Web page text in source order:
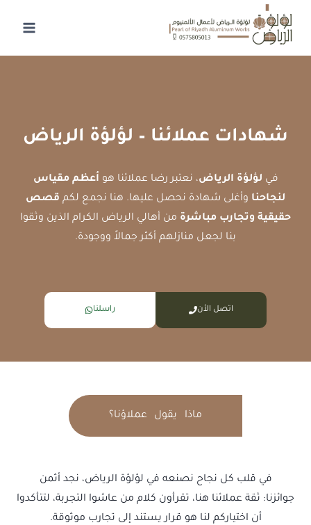
المحتوى
شهادات عملائنا – لؤلؤة الرياض
في لؤلؤة الرياض، نعتبر رضا عملائنا هو أعظم مقياس
لنجاحنا وأغلى شهادة نحصل عليها. هنا نجمع لكم قصص
حقيقية وتجارب مباشرة من أهالي الرياض الكرام الذين وثقوا
بنا لجعل منازلهم أكثر جمالاً ووجودة.
اتصل الأن راسلنا
ماذا يقول عملاؤنا؟
في قلب كل نجاح نصنعه في لؤلؤة الرياض، نجد أثمن
جوائزنا: ثقة عملائنا هنا، تقرأون كلام من عاشوا التجربة، لتتأكدوا
أن اختياركم لنا هو قرار يستند إلى تجارب موثوقة.